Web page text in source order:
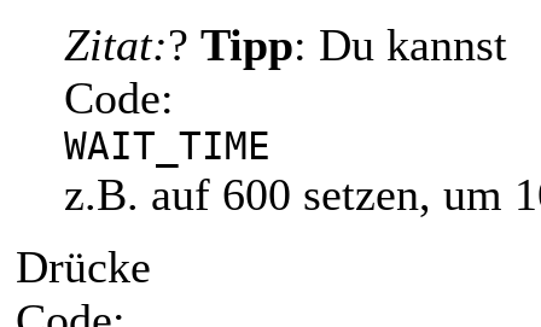
Zitat:? Tipp: Du kannst
Code:
WAIT_TIME
z.B. auf 600 setzen, um
Drücke